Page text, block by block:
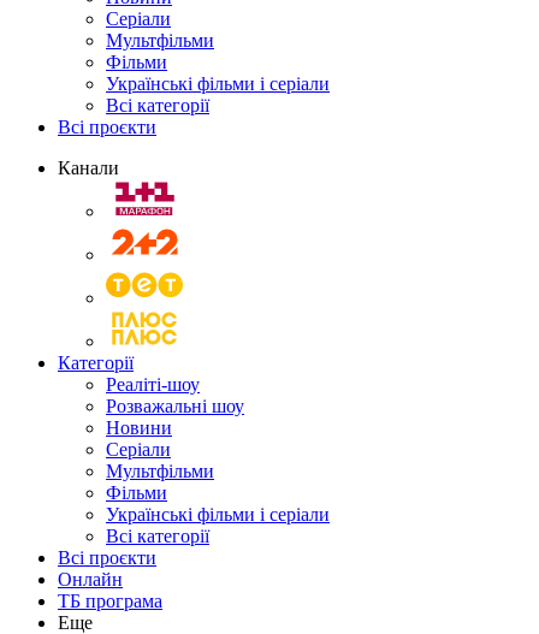
Серіали
Мультфільми
Фільми
Українські фільми і серіали
Всі категорії
Всі проєкти
Канали
Категорії
Реаліті-шоу
Розважальні шоу
Новини
Серіали
Мультфільми
Фільми
Українські фільми і серіали
Всі категорії
Всі проєкти
Онлайн
ТБ програма
Еще